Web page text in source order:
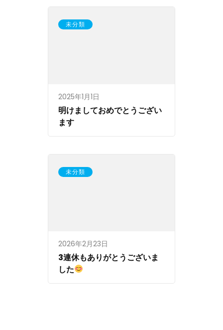
未分類
2025年1月1日
明けましておめでとうござい
ます
未分類
2026年2月23日
3連休もありがとうございま
した